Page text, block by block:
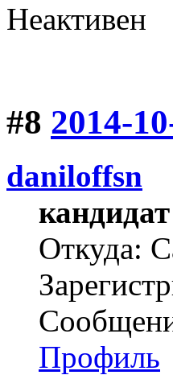
Неактивен
#8 2014-
daniloffsn
Откуда:
Профиль